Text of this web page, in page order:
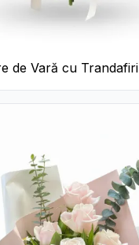
de Vară cu Trandafiri
Albe